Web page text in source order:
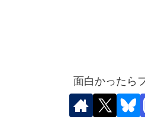
面白かったら